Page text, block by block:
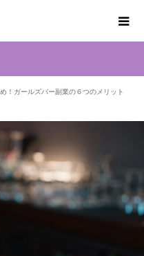
！ガールズバー副業の６つのメリット